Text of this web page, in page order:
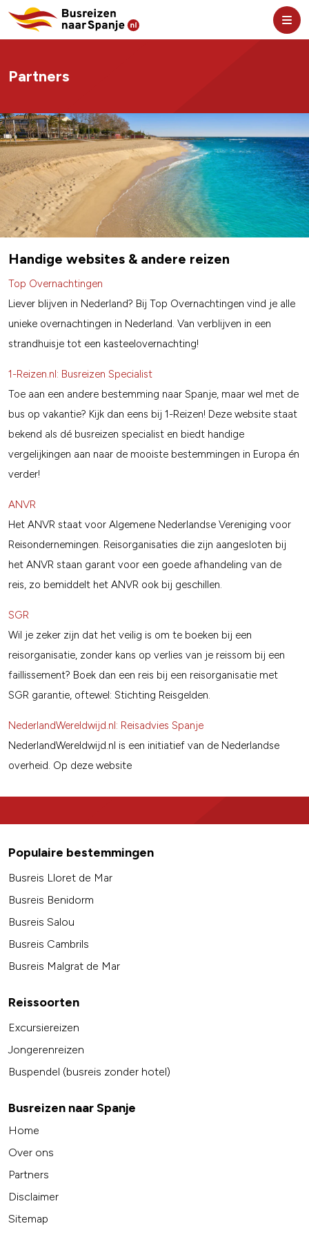
Partners
Handige websites & andere reizen
Top Overnachtingen
Liever blijven in Nederland? Bij Top Overnachtingen vind je alle
unieke overnachtingen in Nederland. Van verblijven in een
strandhuisje tot een kasteelovernachting!
1-Reizen.nl: Busreizen Specialist
Toe aan een andere bestemming naar Spanje, maar wel met de
bus op vakantie? Kijk dan eens bij 1-Reizen! Deze website staat
bekend als dé busreizen specialist en biedt handige
vergelijkingen aan naar de mooiste bestemmingen in Europa én
verder!
ANVR
Het ANVR staat voor Algemene Nederlandse Vereniging voor
Reisondernemingen. Reisorganisaties die zijn aangesloten bij
het ANVR staan garant voor een goede afhandeling van de
reis, zo bemiddelt het ANVR ook bij geschillen.
SGR
Wil je zeker zijn dat het veilig is om te boeken bij een
reisorganisatie, zonder kans op verlies van je reissom bij een
faillissement? Boek dan een reis bij een reisorganisatie met
SGR garantie, oftewel: Stichting Reisgelden.
NederlandWereldwijd.nl: Reisadvies Spanje
NederlandWereldwijd.nl is een initiatief van de Nederlandse
overheid. Op deze website
Populaire bestemmingen
Busreis Lloret de Mar
Busreis Benidorm
Busreis Salou
Busreis Cambrils
Busreis Malgrat de Mar
Reissoorten
Excursiereizen
Jongerenreizen
Buspendel (busreis zonder hotel)
Busreizen naar Spanje
Home
Over ons
Partners
Disclaimer
Sitemap